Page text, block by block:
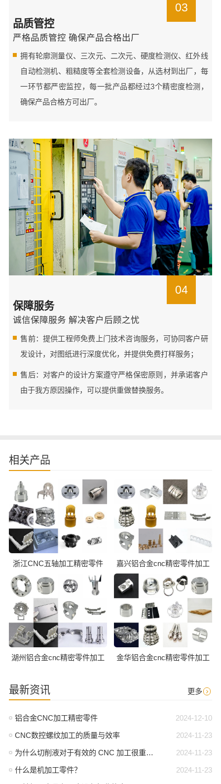
03
品质管控
严格品质管控 确保产品合格出厂
拥有轮廓测量仪、三次元、二次元、硬度检测仪、红外线
自动检测机、粗糙度等全套检测设备，从选材到出厂，每
一环节都严密监控，每一批产品都经过3个精密度检测，
确保产品合格方可出厂。
04
保障服务
诚信保障服务 解决客户后顾之忧
售前：提供工程师免费上门技术咨询服务，可协同客户研
发设计，对图纸进行深度优化，并提供免费打样服务；
售后：对客户的设计方案遵守严格保密原则，并承诺客户
由于我方原因操作，可以提供重做替换服务。
相关产品
浙江CNC五轴加工精密零件 嘉兴铝合金cnc精密零件加工
湖州铝合金cnc精密零件加工 金华铝合金cnc精密零件加工
最新资讯 更多
2024-12-10
铝合金CNC加工精密零件
2024-11-23
CNC数控螺纹加工的质量与效率
2024-11-23
为什么切削液对于有效的 CNC 加工很重要？
2024-11-23
什么是机加工零件？